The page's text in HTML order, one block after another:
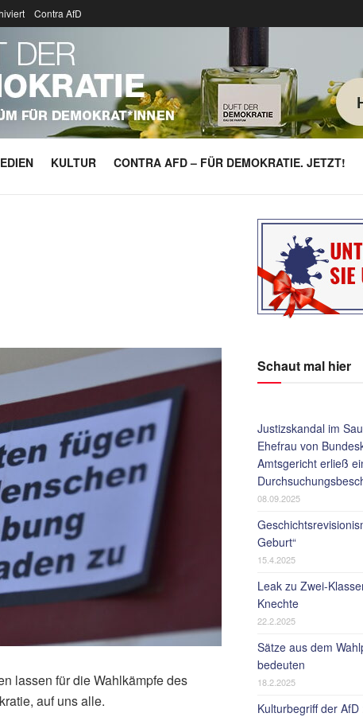
Contra AfD
KULTUR CONTRA AFD – FÜR DEMOKRATIE. JETZT!
lassen für die Wahlkämpfe des
auf uns alle.
Schaut mal hier
Justizskandal im
Ehefrau von
Amtsgericht erließ
08.09.2025
Geburt“
15.4.2025
Leak zu Zwei-
Knechte
22.2.2025
Sätze aus dem
bedeuten
18.2.2025
Kulturbegriff der